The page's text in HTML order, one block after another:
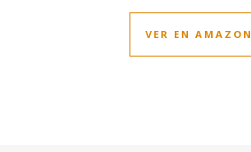
VER EN AMAZON